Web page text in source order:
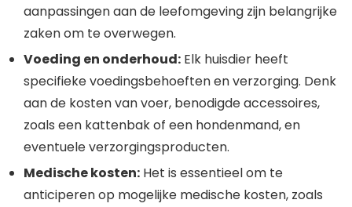
aanpassingen aan de leefomgeving zijn belangrijke
zaken om te overwegen.
Voeding en onderhoud: Elk huisdier heeft
specifieke voedingsbehoeften en verzorging. Denk
aan de kosten van voer, benodigde accessoires,
zoals een kattenbak of een hondenmand, en
eventuele verzorgingsproducten.
Medische kosten: Het is essentieel om te
anticiperen op mogelijke medische kosten, zoals